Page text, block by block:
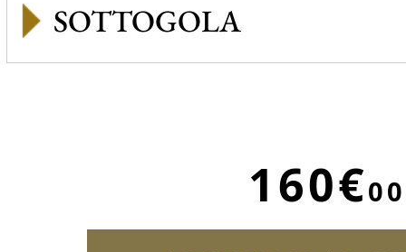
SOTTOGOLA
160€00